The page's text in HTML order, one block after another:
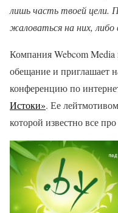
лишь часть твоей цели.
жаловаться на них, либо
Компания Webcom Media
обещание и приглашает
конференцию по
Истоки». Ее
которой известно все